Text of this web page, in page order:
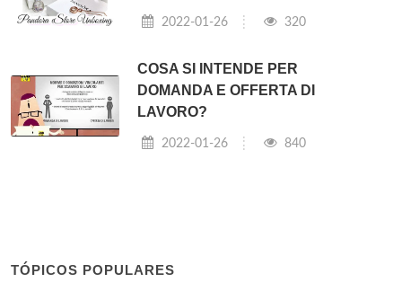
2022-01-26 320
COSA SI INTENDE PER
DOMANDA E OFFERTA DI
LAVORO?
2022-01-26 840
TÓPICOS POPULARES